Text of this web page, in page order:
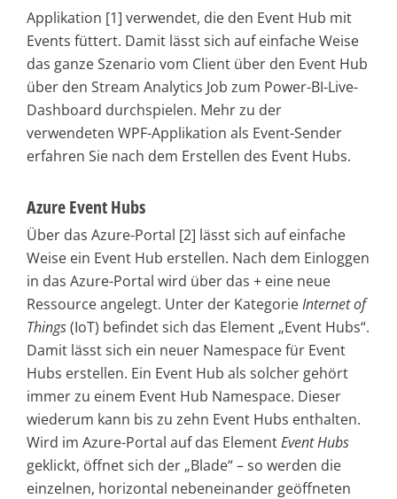
Applikation [1] verwendet, die den Event Hub mit
Events füttert. Damit lässt sich auf einfache Weise
das ganze Szenario vom Client über den Event Hub
über den Stream Analytics Job zum Power-BI-Live-
Dashboard durchspielen. Mehr zu der
verwendeten WPF-Applikation als Event-Sender
erfahren Sie nach dem Erstellen des Event Hubs.
Azure Event Hubs
Über das Azure-Portal [2] lässt sich auf einfache
Weise ein Event Hub erstellen. Nach dem Einloggen
in das Azure-Portal wird über das + eine neue
Ressource angelegt. Unter der KategorieInternet of
Things(IoT) befindet sich das Element „Event Hubs“.
Damit lässt sich ein neuer Name­space für Event
Hubs erstellen. Ein Event Hub als solcher gehört
immer zu einem Event Hub Namespace. Dieser
wiederum kann bis zu zehn Event Hubs enthalten.
Wird im Azure-Portal auf das ElementEvent Hubs
geklickt, öffnet sich der „Blade“ – so werden die
einzelnen, horizontal nebeneinander geöffneten